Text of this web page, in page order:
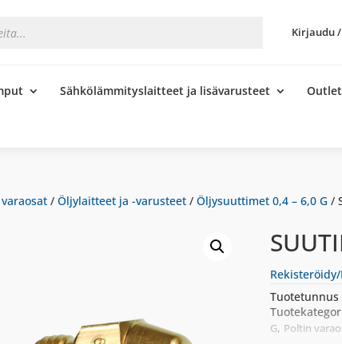
Kirjaudu
Sähkölämmityslaitteet ja lisävarusteet Outlet
/ Öljylaitteet ja -varusteet/ Öljysuuttimet 0,4 – 6,0 G/
Tuotetunnus
G, Poltin